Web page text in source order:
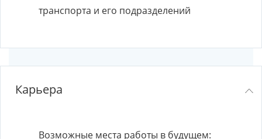
транспорта и его подразделений
Карьера
Возможные места работы в будущем: